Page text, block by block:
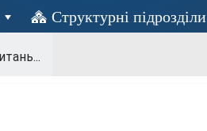
Структурні підрозділи